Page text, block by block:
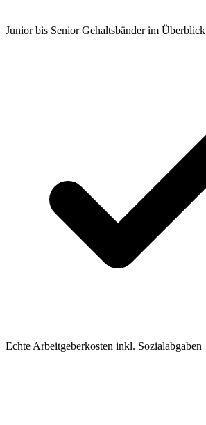
Junior bis Senior Gehaltsbänder im Überblick
Echte Arbeitgeberkosten inkl. Sozialabgaben